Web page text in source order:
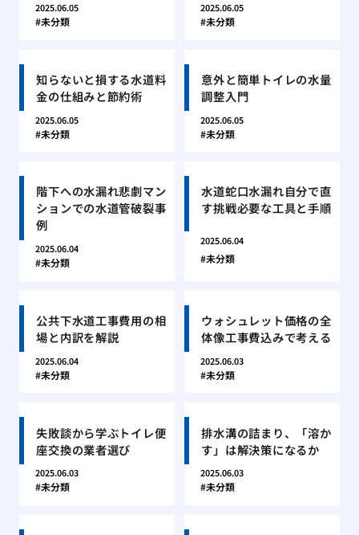
2025.06.05
未分類
2025.06.05
未分類
知らないと損する水道料
金の仕組みと節約術
2025.06.05
未分類
意外と簡単トイレの水量
調整入門
2025.06.05
未分類
階下への水漏れ悲劇マン
ションでの水道管破裂事
例
2025.06.04
未分類
水道蛇口水漏れ自分で直
す挑戦必要な工具と手順
2025.06.04
未分類
公共下水道工事費用の相
場と内訳を解説
2025.06.04
未分類
ウォシュレット価格の全
体像工事費込みで考える
2025.06.03
未分類
失敗談から学ぶトイレ便
座交換の業者選び
2025.06.03
未分類
排水溝の詰まり、「溶か
す」は解決策になるか
2025.06.03
未分類